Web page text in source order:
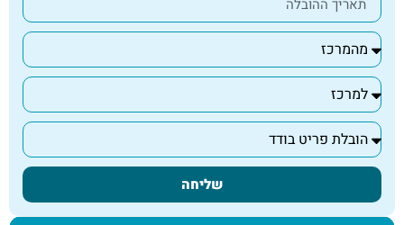
שליחה